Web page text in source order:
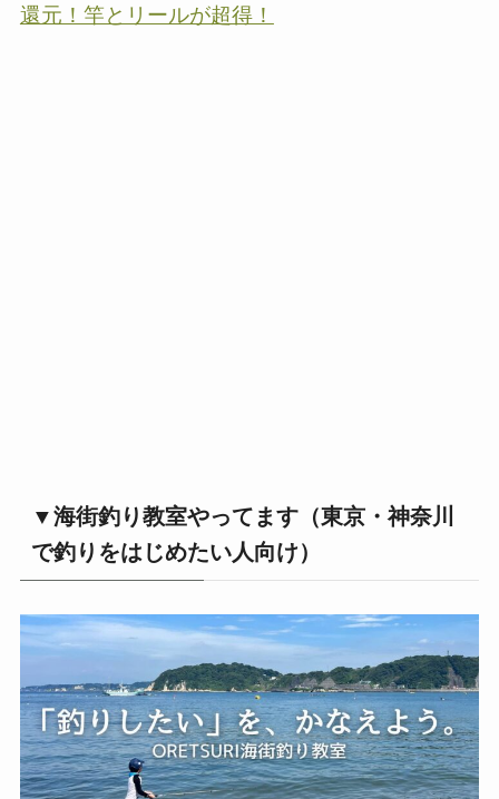
還元！竿とリールが超得！
▼海街釣り教室やってます（東京・神奈川
で釣りをはじめたい人向け）